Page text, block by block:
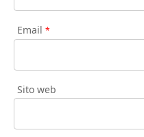
Email *
Sito web